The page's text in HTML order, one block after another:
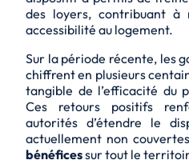
des loyers, contribuant à
accessibilité au logement.
Sur la période récente, les
chiffrent en plusieurs
tangible de l’efficacité du
Ces retours positifs
autorités d’étendre le
actuellement non
bénéficessur tout le